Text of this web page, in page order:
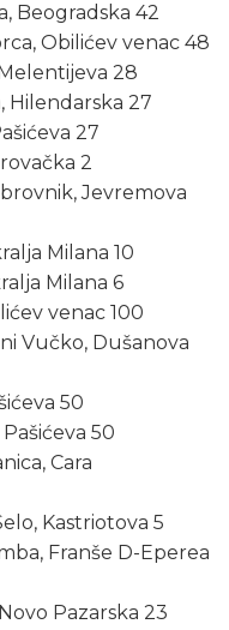
Beogradska 42
Obilićev venac 48
28
Hilendarska 27
27
2
Jevremova
Milana 10
Milana 6
venac 100
Vučko, Dušanova
50
50
Cara
Kastriotova 5
Franše D-Eperea
Pazarska 23